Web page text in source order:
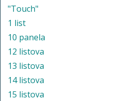
"Touch"
1 list
10 panela
12 listova
13 listova
14 listova
15 listova